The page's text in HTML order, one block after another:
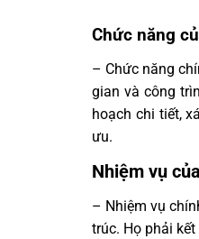
Chức năng
– Chức năng
gian và công
hoạch chi tiết,
ưu.
Nhiệm vụ
– Nhiệm vụ
trúc. Họ phải